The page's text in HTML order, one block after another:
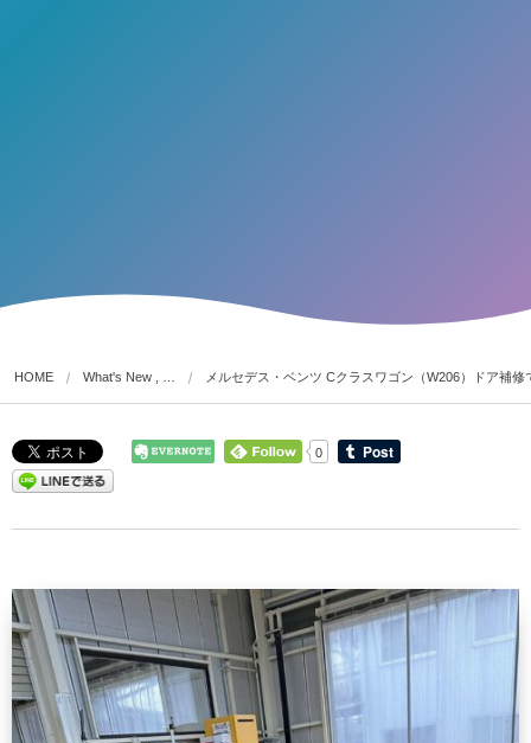
HOME What's New , … メルセデス・ベンツ Cクラスワゴン（W206）ドア補修
0